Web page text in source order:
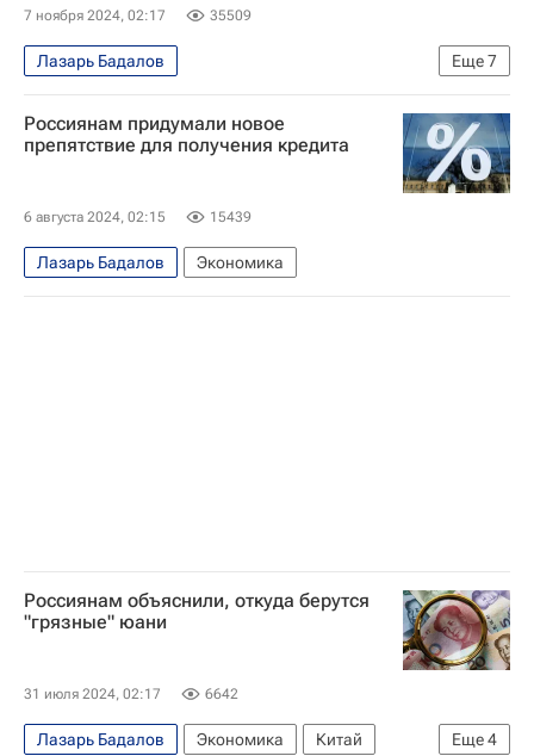
7 ноября 2024, 02:17 35509
Еще7
Лазарь Бадалов
Ситуация с курсами валют и ценами на нефть
Экономика
США
Дональд Трамп
Доллар
Россиянам придумали новое
препятствие для получения кредита
6 августа 2024, 02:15 15439
Лазарь Бадалов Экономика
Россиянам объяснили, откуда берутся
"грязные" юани
31 июля 2024, 02:17 6642
Еще4
Лазарь Бадалов Экономика
Китай